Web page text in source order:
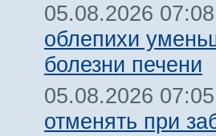
05.08.2026 07:08
облепихи
болезни печени
05.08.2026 07:05
отменять при